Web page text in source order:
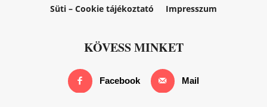
Süti – Cookie tájékoztató
Impresszum
KÖVESS MINKET
Facebook Mail